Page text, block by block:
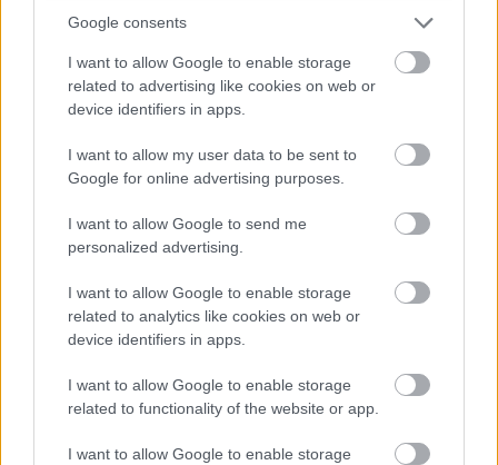
Google consents
I want to allow Google to enable storage
related to advertising like cookies on web or
device identifiers in apps.
I want to allow my user data to be sent to
Google for online advertising purposes.
I want to allow Google to send me
personalized advertising.
I want to allow Google to enable storage
related to analytics like cookies on web or
device identifiers in apps.
I want to allow Google to enable storage
related to functionality of the website or app.
I want to allow Google to enable storage
mellesleg nemzetközi média-érdeklődést generálva
az eset iránt. Ez a gázként, vagy folyadékként
áramló, folyton alkalmazkodó gerilla-aktivizmus
gyakran bukkan föl ott, ahol nem számítanak rá. A
a közösségi adósság-felvásárlás és -elengedés
rendszerének az OWS hálózata által fölállított
Ahelyett, hogy a klasszikus stratégiák mentén
gondolkodva a cél például egy kikötő blokkolása
lenne, "immár olyan „kikötőt” igyekeznek feltalálni,
amely elég vonzó, hogy leváltsa a régit. Vagy ami
még jobb: létrehozni a városi kertek, alternatív
fizetőeszközök, mikro-kikötők új rendszerét, vagy
éppen 3D nyomtatók hálózatát, amely
szükségtelenné teszi a múlt mega-kikötőjét. (...) Kinek
van hát szüksége a régimódi forradalomra, ami a
múlt szótáraiban él?”